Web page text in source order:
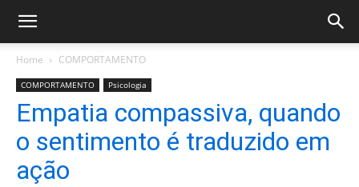
Home COMPORTAMENTO
COMPORTAMENTO Psicologia
Empatia compassiva, quando
o sentimento é traduzido em
ação